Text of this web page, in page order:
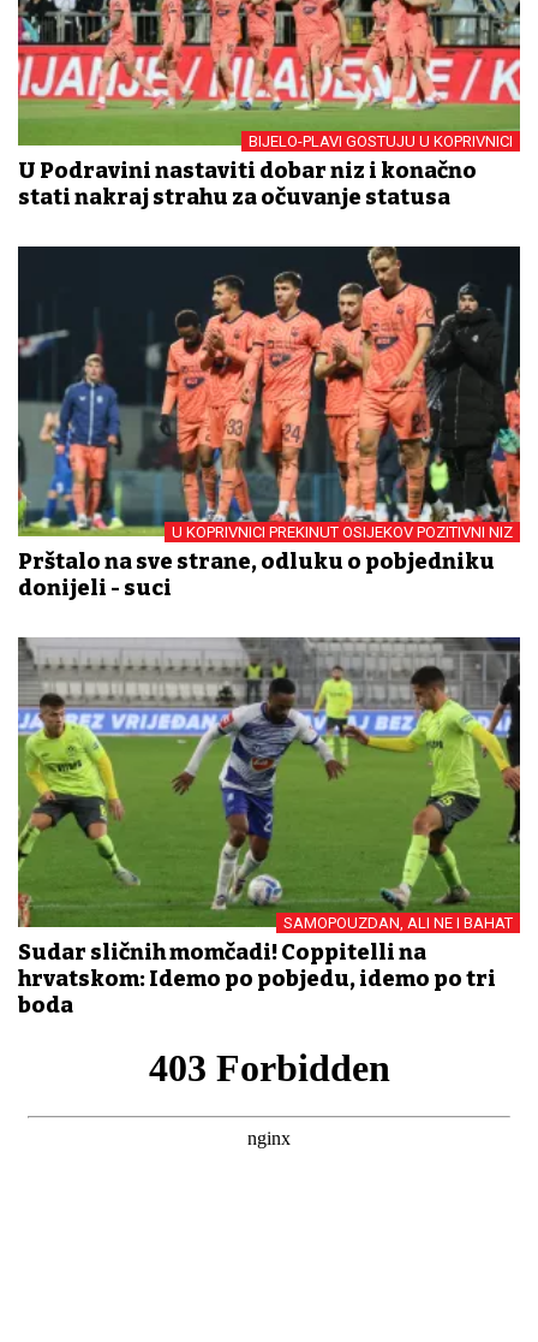
BIJELO-PLAVI GOSTUJU U KOPRIVNICI
U Podravini nastaviti dobar niz i konačno
stati nakraj strahu za očuvanje statusa
U KOPRIVNICI PREKINUT OSIJEKOV POZITIVNI NIZ
Prštalo na sve strane, odluku o pobjedniku
donijeli - suci
SAMOPOUZDAN, ALI NE I BAHAT
Sudar sličnih momčadi! Coppitelli na
hrvatskom: Idemo po pobjedu, idemo po tri
boda